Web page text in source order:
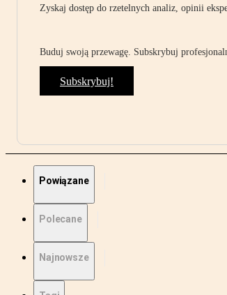
Zyskaj dostęp do rzetelnych analiz, opinii
Buduj swoją przewagę. Subskrybuj
Subskrybuj!
Powiązane
Polecane
Najnowsze